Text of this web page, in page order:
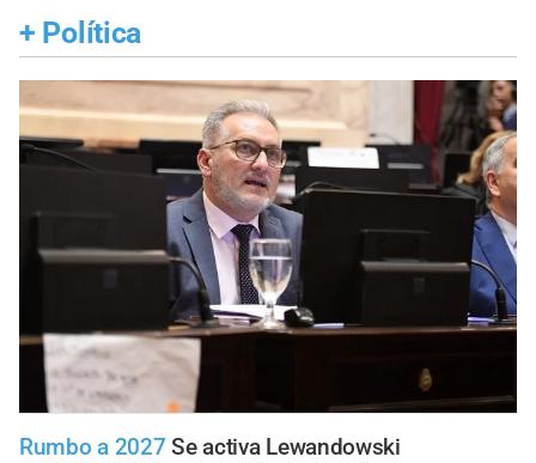
+ Política
Rumbo a 2027 Se activa Lewandowski